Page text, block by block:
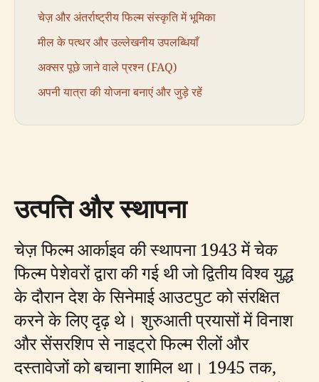
चेज़ और अंतर्राष्ट्रीय फिल्म संस्कृति में भूमिका
मील के पत्थर और उल्लेखनीय उपलब्धियाँ
अक्सर पूछे जाने वाले प्रश्न (FAQ)
अपनी यात्रा की योजना बनाएं और जुड़े रहें
उत्पत्ति और स्थापना
चेज़ फिल्म आर्काइव की स्थापना 1943 में चेक
फिल्म पेशेवरों द्वारा की गई थी जो द्वितीय विश्व युद्ध
के दौरान देश के सिनेमाई आउटपुट को संरक्षित
करने के लिए दृढ़ थे। शुरुआती प्रयासों में विनाश
और सेंसरशिप से नाइट्रो फिल्म रीलों और
दस्तावेजों को बचाना शामिल था। 1945 तक,